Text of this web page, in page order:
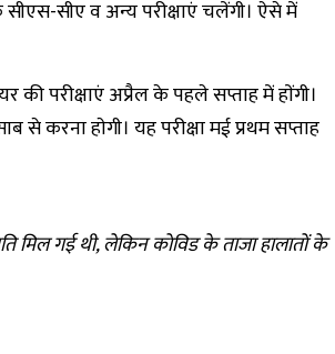
सीए व अन्य परीक्षाएं चलेंगी। ऐसे में
की परीक्षाएं अप्रैल के पहले सप्ताह में हाेंगी।
करना हाेगी। यह परीक्षा मई प्रथम सप्ताह
गई थी, लेकिन काेविड के ताजा हालाताें के